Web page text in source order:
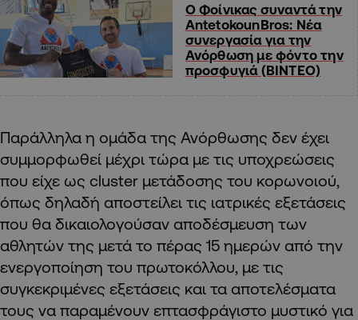
Ο Φοίνικας συναντά την
AntetokounBros: Νέα
συνεργασία για την
Ανόρθωση με φόντο την
προσφυγιά (ΒΙΝΤΕΟ)
Παράλληλα η ομάδα της Ανόρθωσης δεν έχει
συμμορφωθεί μέχρι τώρα με τις υποχρεώσεις
που είχε ως cluster μετάδοσης του κορωνοιού,
όπως δηλαδή αποστείλει τις ιατρικές εξετάσεις
που θα δικαιολογούσαν αποδέσμευση των
αθλητών της μετά το πέρας 15 ημερών από την
ενεργοποίηση του πρωτοκόλλου, με τις
συγκεκριμένες εξετάσεις και τα αποτελέσματα
τους να παραμένουν επτασφράγιστο μυστικό για